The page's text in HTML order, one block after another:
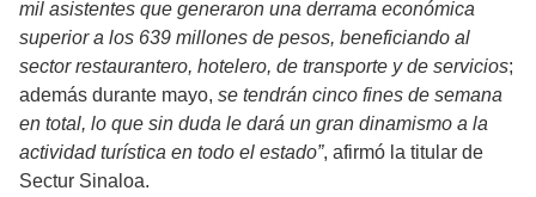
mil asistentes que generaron una derrama económica
superior a los 639 millones de pesos, beneficiando al
sector restaurantero, hotelero, de transporte y de servicios;
además durante mayo, se tendrán cinco fines de semana
en total, lo que sin duda le dará un gran dinamismo a la
actividad turística en todo el estado”, afirmó la titular de
Sectur Sinaloa.